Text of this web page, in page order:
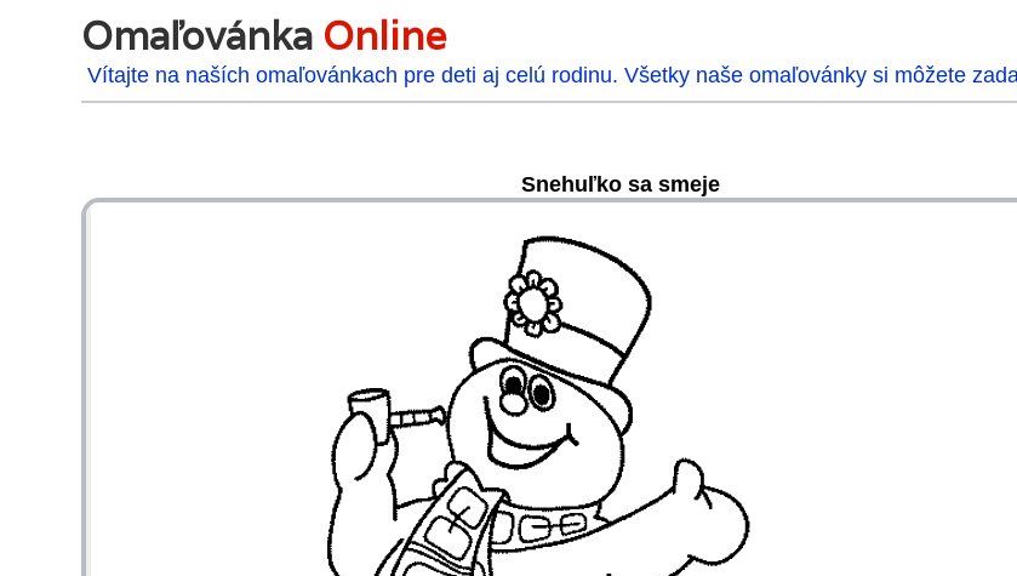
Omaľovánka Online
Vítajte na naších omaľovánkach pre deti aj celú rodinu. Všetky naše omaľovánky si môžete
Snehuľko sa smeje